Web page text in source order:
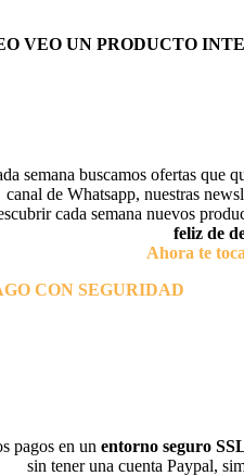
VEO UN PRODUCTO
semana buscamos ofertas que
canal de Whatsapp, nuestras
cada semana nuevos
feliz de
Ahora te
CON SEGURIDAD
pagos en un entorno seguro
sin tener una cuenta Paypal,